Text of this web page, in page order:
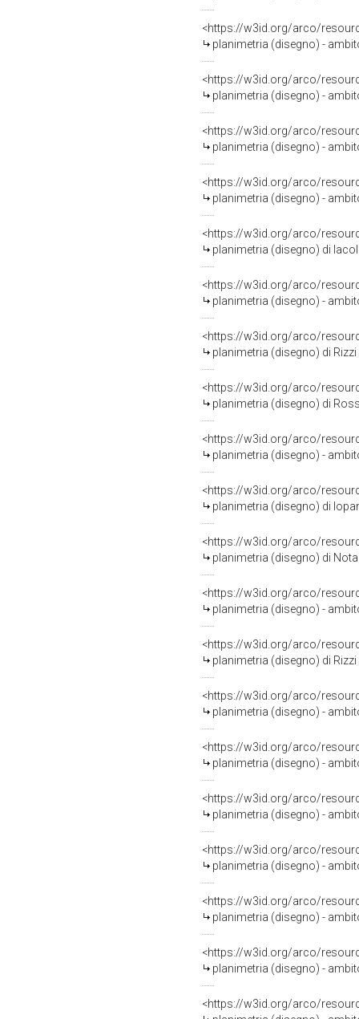
<https://w3id.org/arco/
planimetria (disegno) -
<https://w3id.org/arco/
planimetria (disegno) -
<https://w3id.org/arco/
planimetria (disegno) -
<https://w3id.org/arco/
planimetria (disegno) -
<https://w3id.org/arco/
planimetria (disegno) di
<https://w3id.org/arco/
planimetria (disegno) -
<https://w3id.org/arco/
planimetria (disegno) di
<https://w3id.org/arco/
planimetria (disegno) di
<https://w3id.org/arco/
planimetria (disegno) -
<https://w3id.org/arco/
planimetria (disegno) di
<https://w3id.org/arco/
planimetria (disegno) di
<https://w3id.org/arco/
planimetria (disegno) -
<https://w3id.org/arco/
planimetria (disegno) di
<https://w3id.org/arco/
planimetria (disegno) -
<https://w3id.org/arco/
planimetria (disegno) -
<https://w3id.org/arco/
planimetria (disegno) -
<https://w3id.org/arco/
planimetria (disegno) -
<https://w3id.org/arco/
planimetria (disegno) -
<https://w3id.org/arco/
planimetria (disegno) -
<https://w3id.org/arco/